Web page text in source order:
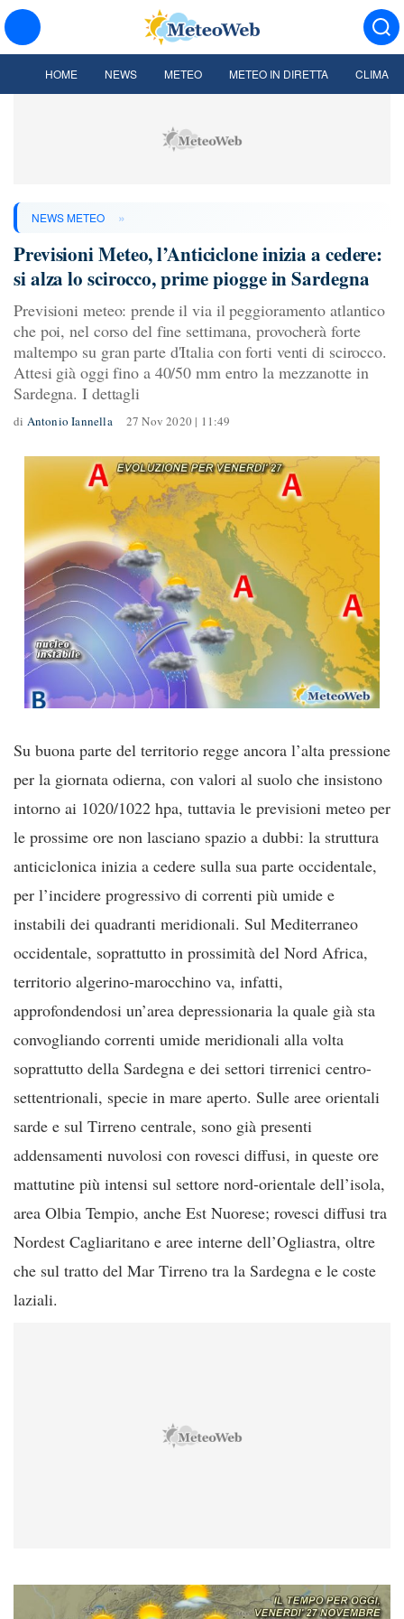
HOME NEWS METEO METEO IN DIRETTA CLIMA
NEWS METEO »
Previsioni Meteo, l’Anticiclone inizia a cedere:
si alza lo scirocco, prime piogge in Sardegna
Previsioni meteo: prende il via il peggioramento atlantico
che poi, nel corso del fine settimana, provocherà forte
maltempo su gran parte d'Italia con forti venti di scirocco.
Attesi già oggi fino a 40/50 mm entro la mezzanotte in
Sardegna. I dettagli
di Antonio Iannella 27 Nov 2020 | 11:49
Su buona parte del territorio regge ancora l’alta pressione
per la giornata odierna, con valori al suolo che insistono
intorno ai 1020/1022 hpa, tuttavia le previsioni meteo per
le prossime ore non lasciano spazio a dubbi: la struttura
anticiclonica inizia a cedere sulla sua parte occidentale,
per l’incidere progressivo di correnti più umide e
instabili dei quadranti meridionali. Sul Mediterraneo
occidentale, soprattutto in prossimità del Nord Africa,
territorio algerino-marocchino va, infatti,
approfondendosi un’area depressionaria la quale già sta
convogliando correnti umide meridionali alla volta
soprattutto della Sardegna e dei settori tirrenici centro-
settentrionali, specie in mare aperto. Sulle aree orientali
sarde e sul Tirreno centrale, sono già presenti
addensamenti nuvolosi con rovesci diffusi, in queste ore
mattutine più intensi sul settore nord-orientale dell’isola,
area Olbia Tempio, anche Est Nuorese; rovesci diffusi tra
Nordest Cagliaritano e aree interne dell’Ogliastra, oltre
che sul tratto del Mar Tirreno tra la Sardegna e le coste
laziali.